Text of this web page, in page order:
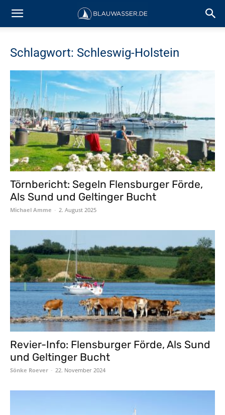
Schlagwort: Schleswig-Holstein
Törnbericht: Segeln Flensburger Förde,
Als Sund und Geltinger Bucht
Michael Amme - 2. August 2025
Revier-Info: Flensburger Förde, Als Sund
und Geltinger Bucht
Sönke Roever - 22. November 2024